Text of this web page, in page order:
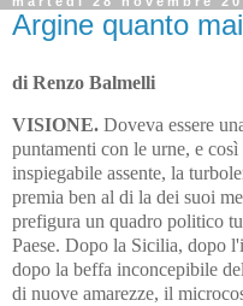
Argine quanto
di Renzo Balmelli
VISIONE. Doveva essere
pun­tamenti con le urne, e
inspie­ga­bile assente, la
premia ben al di la dei suoi
prefigura un quadro politico
Paese. Dopo la Sicilia, dopo
dopo la beffa inconcepibile
di nuove ama­rez­ze, il